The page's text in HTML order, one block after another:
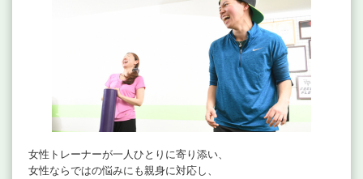
女性トレーナーが一人ひとりに寄り添い、
女性ならではの悩みにも親身に対応し、